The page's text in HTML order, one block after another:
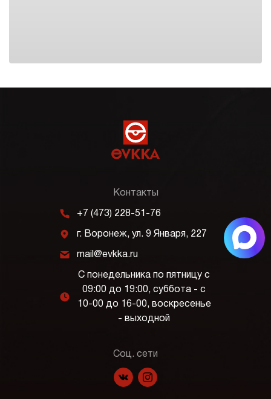
Контакты
m +7 (473) 228-51-76
j г. Воронеж, ул. 9 Января, 227
k mail@evkka.ru
l
С понедельника по пятницу с
09:00 до 19:00, суббота - с
10-00 до 16-00, воскресенье
- выходной
Соц. сети
f p